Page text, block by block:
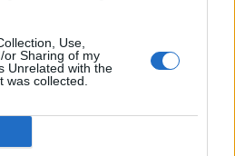
Use,
or Sharing of my
Unrelated with the
was collected.
volt leginkább baja a
Szuperliga alapszakaszát